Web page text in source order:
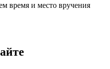
время и место вручения